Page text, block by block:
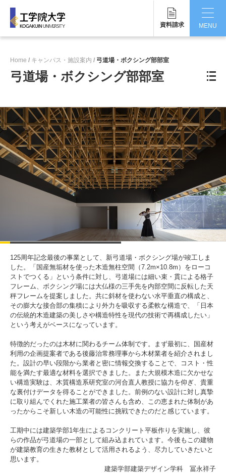
資料請求
MENU
学生生活
国際交流・留学
研究・産学連携
就職・キャリア
受験生の方 在学生・保証人の方 卒業生の方
一般・企業の方 寄付・ご支援 アクセス
1. Action！x 工学院大学
2. 工学院大学ヒストリー
Home キャンパス・施設案内 弓道場・ボクシング部部室
弓道場・ボクシング部部室
125周年記念最後の事業として、新弓道場・ボクシング場が竣工しま
した。「国産無垢材を使った木造無柱空間（7.2m×10.8m）をローコ
ストでつくる」という条件に対し、弓道場には細い束・貫による格子
フレーム、ボクシング場には大仏様の三手先を内部空間に反転した天
秤フレームを提案しました。共に斜材を使わない水平垂直の構成と、
その膨大な接合部の集積により外力を吸収する柔軟な構造で、「日本
の伝統的木造建築の美しさや構造特性を現代の技術で再構成したい」
という考えがベースになっています。
特徴的だったのは木材に関わるチーム体制です。まず最初に、国産材
利用の企画提案者である後藤治常務理事から木材業者を紹介されまし
た。設計の早い段階から業者と密に情報交換することで、コスト・性
能を満たす最適な材料を選択できました。また大規模木造に欠かせな
い構造実験は、木質構造系研究室の河合直人教授に協力を仰ぎ、貴重
な裏付けデータを得ることができました。前例のない設計に対し真摯
に取り組んでくれた施工業者の皆さんも含め、この恵まれた体制があ
ったからこそ新しい木造の可能性に挑戦できたのだと感じています。
工期中には建築学部1年生によるコンクリート平板作りを実施し、彼
らの作品が弓道場の一部として組み込まれています。今後もこの建物
が建築教育の生きた教材として活用されるよう、尽力していきたいと
思います。
建築学部建築デザイン学科 冨永祥子